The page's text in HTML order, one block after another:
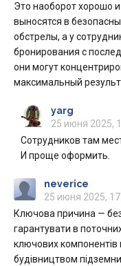
Это наоборот хорошо
выносятся в
обстрелы, а у
бронирования с
они могут
максимальный
yarg
25 июня 2025,
Сотрудников там
И проще оформить.
neverice
25 июня 2025,
Ключова причина —
гарантувати в
ключових
будівництвом